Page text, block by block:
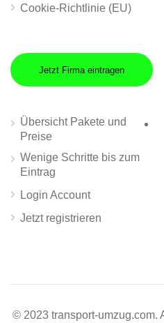
Cookie-Richtlinie (EU)
Jetzt Firma eintragen
Übersicht Pakete und
Preise
Wenige Schritte bis zum
Eintrag
Login Account
Jetzt registrieren
© 2023 transport-umzug.com.